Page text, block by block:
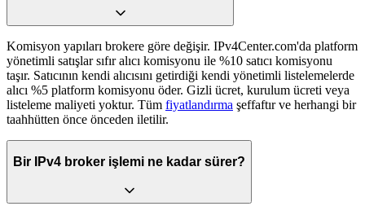
Komisyon yapıları brokere göre değişir. IPv4Center.com'da platform
yönetimli satışlar sıfır alıcı komisyonu ile %10 satıcı komisyonu
taşır. Satıcının kendi alıcısını getirdiği kendi yönetimli listelemelerde
alıcı %5 platform komisyonu öder. Gizli ücret, kurulum ücreti veya
listeleme maliyeti yoktur. Tüm fiyatlandırma şeffaftır ve herhangi bir
taahhütten önce önceden iletilir.
Bir IPv4 broker işlemi ne kadar sürer?